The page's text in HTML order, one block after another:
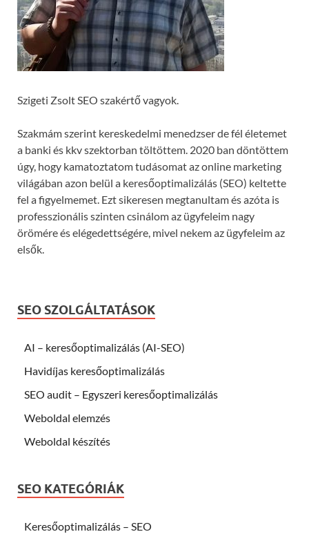
Szigeti Zsolt SEO szakértő vagyok.
Szakmám szerint kereskedelmi menedzser de fél életemet
a banki és kkv szektorban töltöttem. 2020 ban döntöttem
úgy, hogy kamatoztatom tudásomat az online marketing
világában azon belül a keresőoptimalizálás (SEO) keltette
fel a figyelmemet. Ezt sikeresen megtanultam és azóta is
professzionális szinten csinálom az ügyfeleim nagy
örömére és elégedettségére, mivel nekem az ügyfeleim az
elsők.
SEO SZOLGÁLTATÁSOK
AI – keresőoptimalizálás (AI-SEO)
Havidíjas keresőoptimalizálás
SEO audit – Egyszeri keresőoptimalizálás
Weboldal elemzés
Weboldal készítés
SEO KATEGÓRIÁK
Keresőoptimalizálás – SEO